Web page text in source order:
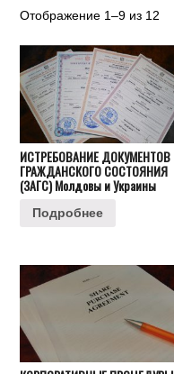
Отображение 1–9 из 12
ИСТРЕБОВАНИЕ ДОКУМЕНТОВ
ГРАЖДАНСКОГО СОСТОЯНИЯ
(ЗАГС) Молдовы и Украины
Подробнее